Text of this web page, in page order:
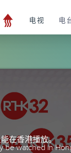
电视 电
在香港播放。
be watched in